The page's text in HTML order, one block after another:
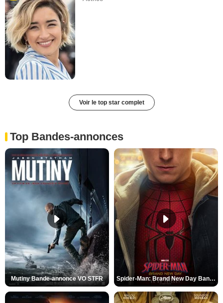
Voir le top star complet
Top Bandes-annonces
Mutiny Bande-annonce VO STFR Spider-Man: Brand New Day Bande-annonce VO STFR